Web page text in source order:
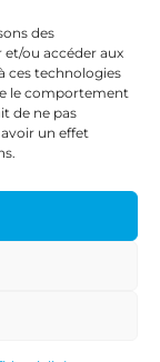
des
ou accéder aux
ces technologies
le comportement
de ne pas
un effet